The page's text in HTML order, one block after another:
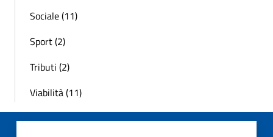
Sociale (11)
Sport (2)
Tributi (2)
Viabilità (11)